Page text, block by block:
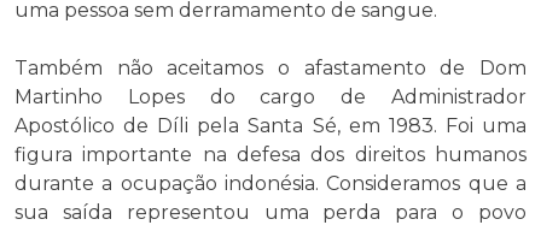
uma pessoa sem derramamento de sangue.
Também não aceitamos o afastamento de Dom
Martinho Lopes do cargo de Administrador
Apostólico de Díli pela Santa Sé, em 1983. Foi uma
figura importante na defesa dos direitos humanos
durante a ocupação indonésia. Consideramos que a
sua saída representou uma perda para o povo